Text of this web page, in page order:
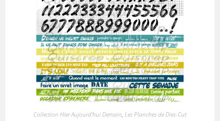
Collection Hier Aujourd'hui Demain, Les Planches de Dies-Cut